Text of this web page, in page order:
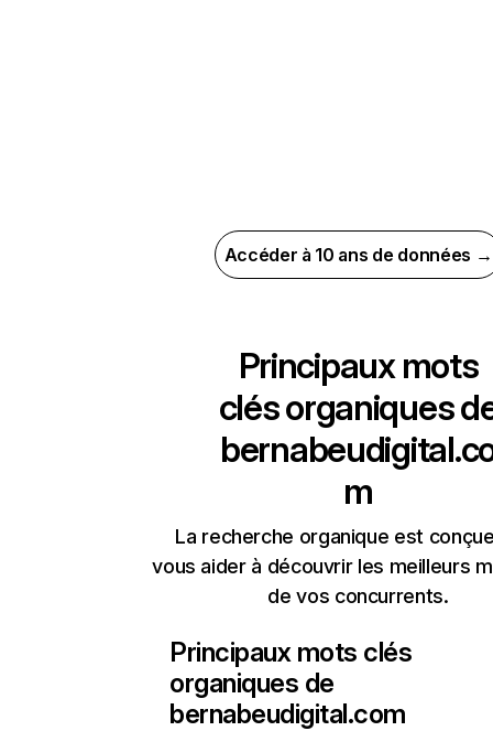
Accéder à 10 ans de données →
Principaux mots
clés organiques
m
La recherche organique est
vous aider à découvrir les meilleurs
de vos concurrents.
Principaux mots clés
organiques de
bernabeudigital.com